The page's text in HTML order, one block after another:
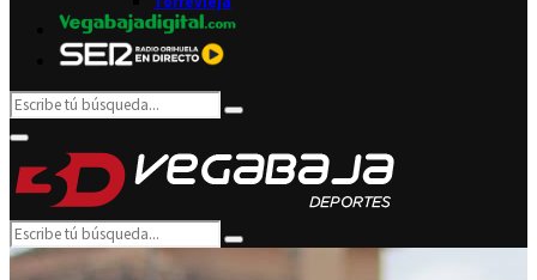
Search
for:
Search
Primary
Menu
Search
for:
Search